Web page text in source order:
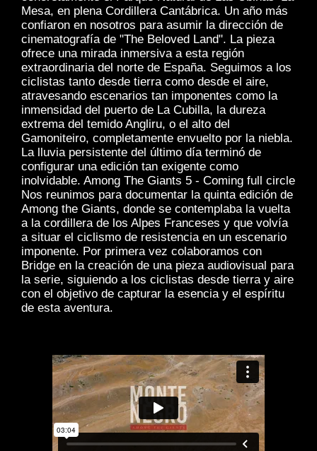
Mesa, en plena Cordillera Cantábrica. Un año más
confiaron en nosotros para asumir la dirección de
cinematografía de "The Beloved Land". La pieza
ofrece una mirada inmersiva a esta región
extraordinaria del norte de España. Seguimos a los
ciclistas tanto desde tierra como desde el aire,
atravesando escenarios tan imponentes como la
inmensidad del puerto de La Cubilla, la dureza
extrema del temido Angliru, o el alto del
Gamoniteiro, completamente envuelto por la niebla.
La lluvia persistente del último día terminó de
configurar una edición tan exigente como
inolvidable. Among The Giants 5 - Coming full circle
Nos reunimos para documentar la quinta edición de
Among the Giants, donde se contemplaba la vuelta
a la cordillera de los Alpes Franceses y que volvía
a situar el ciclismo de resistencia en un escenario
imponente. Por primera vez colaboramos con
Bridge en la creación de una pieza audiovisual para
la serie, siguiendo a los ciclistas desde tierra y aire
con el objetivo de capturar la esencia y el espíritu
de esta aventura.